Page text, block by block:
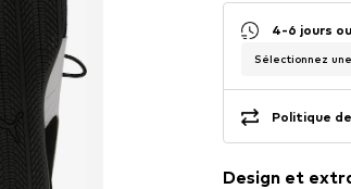
4-6 jours
Sélectionnez
Politique
Design et